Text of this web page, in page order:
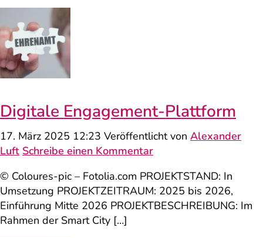
Digitale Engagement-Plattform
17. März 2025 12:23 Veröffentlicht von Alexander
Luft Schreibe einen Kommentar
© Coloures-pic – Fotolia.com PROJEKTSTAND: In
Umsetzung PROJEKTZEITRAUM: 2025 bis 2026,
Einführung Mitte 2026 PROJEKTBESCHREIBUNG: Im
Rahmen der Smart City […]